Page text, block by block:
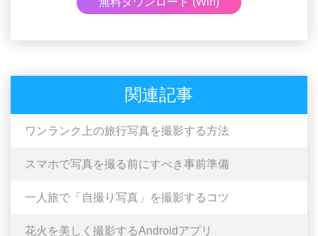
関連記事
ワンランク上の旅行写真を撮影する方法
スマホで写真を撮る前にすべき事前準備
一人旅で「自撮り写真」を撮影するコツ
花火を美しく撮影するAndroidアプリ